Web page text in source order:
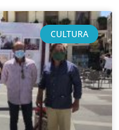
CULTURA